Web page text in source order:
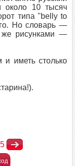
около 10 тысяч
типа "belly to
Но словарь —
же рисунками —
иметь столько